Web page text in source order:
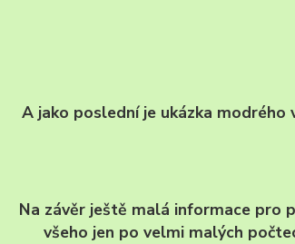
A jako poslední je ukázka
Na závěr ještě malá informace pro
všeho jen po velmi malých